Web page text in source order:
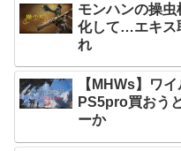
モンハンの操
化して…エキス
れ
【MHWs】ワ
PS5pro買おう
ーか